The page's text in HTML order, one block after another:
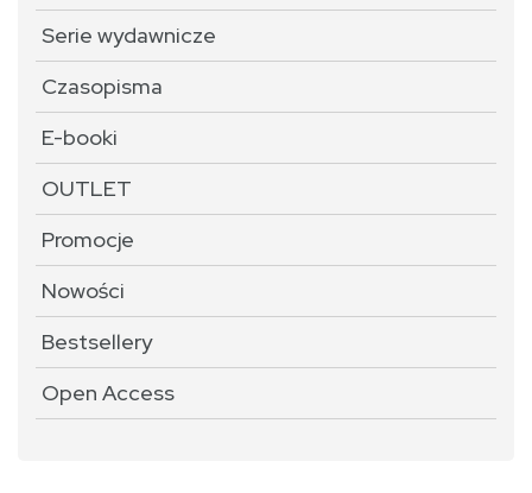
Serie wydawnicze
Czasopisma
E-booki
OUTLET
Promocje
Nowości
Bestsellery
Open Access